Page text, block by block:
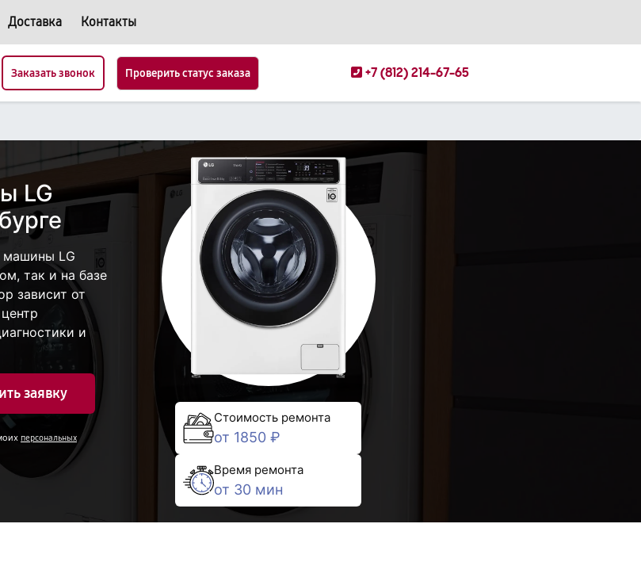
Доставка Контакты
Заказать звонок Проверить статус заказа +7 (812) 214-67-65
LG
машины LG
так и на базе
зависит от
и
заявку
персональных
Стоимость ремонта
от 1850 ₽
Время ремонта
от 30 мин